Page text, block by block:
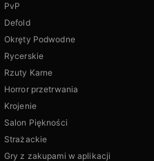
PvP
Defold
Okręty Podwodne
Rycerskie
Rzuty Karne
Horror przetrwania
Krojenie
Salon Piękności
Strażackie
Gry z zakupami w aplikacji